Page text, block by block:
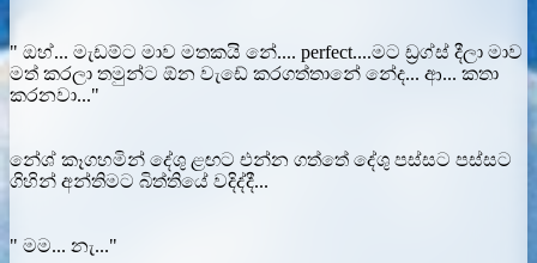
" ඔහ්... මැඩම්ට මාව මතකයි නේ.... perfect....මට ඩ්‍රග්ස් දීලා මාව
මත් කරලා තමුන්ට ඕන වැඩේ කරගත්තානේ නේද... ආ... කතා
කරනවා..."
නේශ් කෑගහමින් දේශු ළඟට එන්න ගත්තේ දේශු පස්සට පස්සට
ගිහින් අන්තිමට බිත්තියේ වදිද්දී...
" මම... නැ..."